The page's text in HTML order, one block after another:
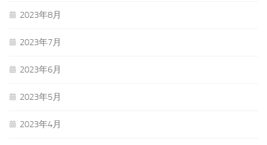
2023年8月
2023年7月
2023年6月
2023年5月
2023年4月